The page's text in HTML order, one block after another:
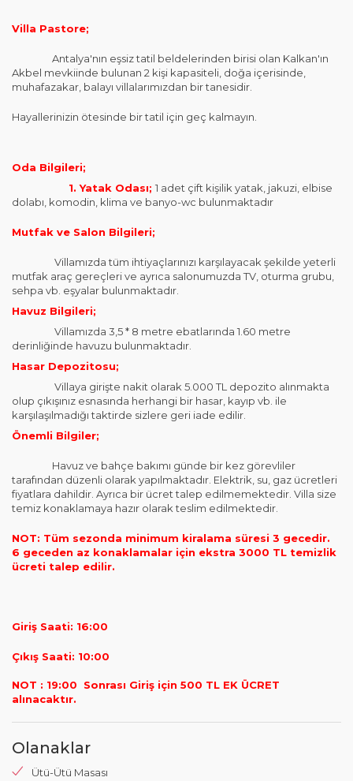
Villa Pastore;
Antalya'nın eşsiz tatil beldelerinden birisi olan Kalkan'ın
Akbel mevkiinde bulunan 2 kişi kapasiteli, doğa içerisinde,
muhafazakar, balayı villalarımızdan bir tanesidir.
Hayallerinizin ötesinde bir tatil için geç kalmayın.
Oda Bilgileri;
1. Yatak Odası; 1 adet çift kişilik yatak, jakuzi, elbise
dolabı, komodin, klima ve banyo-wc bulunmaktadır
Mutfak ve Salon Bilgileri;
Villamızda tüm ihtiyaçlarınızı karşılayacak şekilde yeterli
mutfak araç gereçleri ve ayrıca salonumuzda TV, oturma grubu,
sehpa vb. eşyalar bulunmaktadır.
Havuz Bilgileri;
Villamızda 3,5 * 8 metre ebatlarında 1.60 metre
derinliğinde havuzu bulunmaktadır.
Hasar Depozitosu;
Villaya girişte nakit olarak 5.000 TL depozito alınmakta
olup çıkışınız esnasında herhangi bir hasar, kayıp vb. ile
karşılaşılmadığı taktirde sizlere geri iade edilir.
Önemli Bilgiler;
Havuz ve bahçe bakımı günde bir kez görevliler
tarafından düzenli olarak yapılmaktadır. Elektrik, su, gaz ücretleri
fiyatlara dahildir. Ayrıca bir ücret talep edilmemektedir. Villa size
temiz konaklamaya hazır olarak teslim edilmektedir.
NOT: Tüm sezonda minimum kiralama süresi 3 gecedir.
6 geceden az konaklamalar için ekstra 3000 TL temizlik
ücreti talep edilir.
Giriş Saati: 16:00
Çıkış Saati: 10:00
NOT : 19:00 Sonrası Giriş için 500 TL EK ÜCRET
alınacaktır.
Olanaklar
Ütü-Ütü Masası